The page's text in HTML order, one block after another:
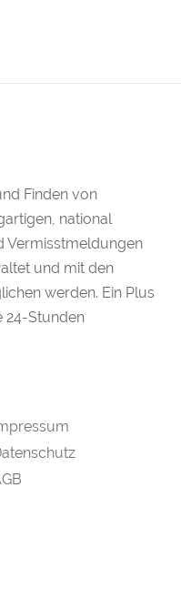
Finden von
national
Vermisstmeldungen
und mit den
werden. Ein Plus
24-Stunden